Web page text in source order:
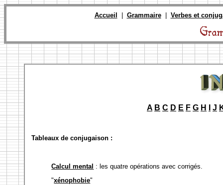
Accueil Grammaire| Verbes et
A B C D E F G H J
Tableaux de conjugaison :
Calcul mental : les quatre opérations avec corrigés.
"xénophobie"